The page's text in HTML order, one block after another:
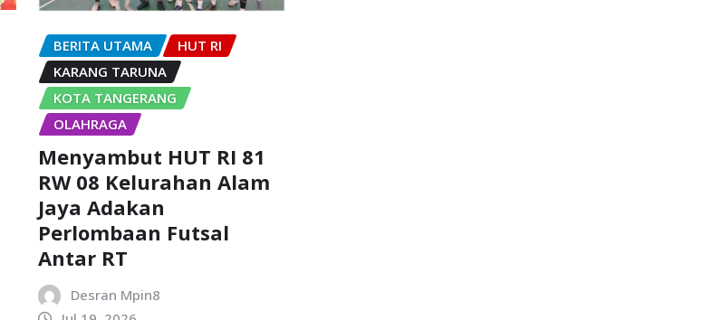
BERITA UTAMA
HUT RI
KARANG TARUNA
KOTA TANGERANG
OLAHRAGA
Menyambut HUT RI 81
RW 08 Kelurahan Alam
Jaya Adakan
Perlombaan Futsal
Antar RT
Desran Mpin8